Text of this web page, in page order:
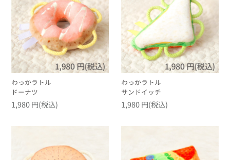
わっかラトル
ドーナツ
1,980 円(税込)
わっかラトル
サンドイッチ
1,980 円(税込)